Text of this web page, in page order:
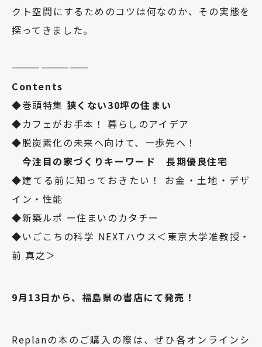
クト空間にするためのコツは何なのか、その実態を
探ってきました。
————————
Contents
◆巻頭特集 狭くない30坪の住まい
◆カフェがお手本！ 暮らしのアイデア
◆脱炭素化の未来へ向けて、一歩先へ！
今注目の家づくりキーワード 長期優良住宅
◆建てる前に知っておきたい！ お金・土地・デザ
イン・性能
◆新築ルポ ー住まいのカタチー
◆いごこちの科学 NEXTハウス＜東京大学准教授・
前 真之＞
9月13日から、福島県の書店にて発売！
Replanの本のご購入の際は、ぜひ各オンラインシ